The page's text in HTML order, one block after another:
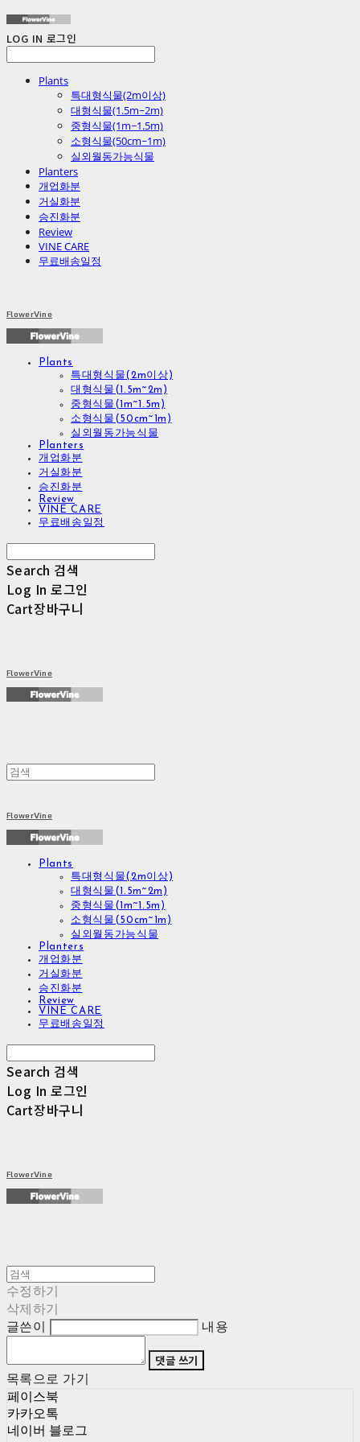
LOG IN 로그인
Plants
특대형식물(2m이상)
대형식물(1.5m~2m)
중형식물(1m~1.5m)
소형식물(50cm~1m)
실외월동가능식물
Planters
개업화분
거실화분
승진화분
Review
VINE CARE
무료배송일정
FlowerVine
Plants
특대형식물(2m이상)
대형식물(1.5m~2m)
중형식물(1m~1.5m)
소형식물(50cm~1m)
실외월동가능식물
Planters
개업화분
거실화분
승진화분
Review
VINE CARE
무료배송일정
Search 검색
Log In 로그인
Cart장바구니
FlowerVine
FlowerVine
Plants
특대형식물(2m이상)
대형식물(1.5m~2m)
중형식물(1m~1.5m)
소형식물(50cm~1m)
실외월동가능식물
Planters
개업화분
거실화분
승진화분
Review
VINE CARE
무료배송일정
Search 검색
Log In 로그인
Cart장바구니
FlowerVine
수정하기
삭제하기
글쓴이
내용
댓글 쓰기
목록으로 가기
페이스북
카카오톡
네이버 블로그